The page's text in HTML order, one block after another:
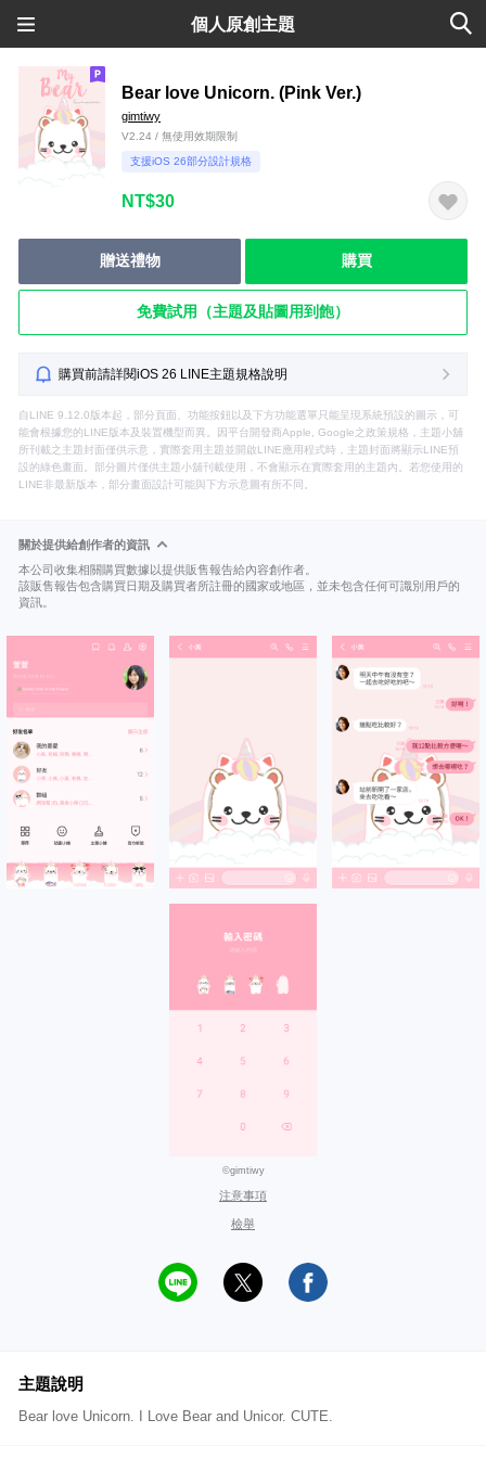
個人原創主題
Bear love Unicorn. (Pink Ver.)
gimtiwy
V2.24 / 無使用效期限制
支援iOS 26部分設計規格
NT$30
贈送禮物 購買
免費試用（主題及貼圖用到飽）
購買前請詳閱iOS 26 LINE主題規格說明
自LINE 9.12.0版本起，部分頁面、功能按鈕以及下方功能選單只能呈現系統預設的圖示，可
能會根據您的LINE版本及裝置機型而異。因平台開發商Apple, Google之政策規格，主題小舖
所刊載之主題封面僅供示意，實際套用主題並開啟LINE應用程式時，主題封面將顯示LINE預
設的綠色畫面。部分圖片僅供主題小舖刊載使用，不會顯示在實際套用的主題內。若您使用的
LINE非最新版本，部分畫面設計可能與下方示意圖有所不同。
關於提供給創作者的資訊
本公司收集相關購買數據以提供販售報告給內容創作者。
該販售報告包含購買日期及購買者所註冊的國家或地區，並未包含任何可識別用戶的
資訊。
©gimtiwy
注意事項
檢舉
主題說明
Bear love Unicorn. I Love Bear and Unicor. CUTE.